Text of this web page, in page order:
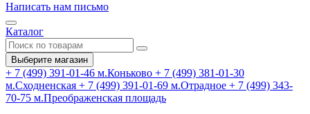
Написать нам письмо
Каталог
Выберите магазин
+ 7 (499) 391-01-46 м.Коньково + 7 (499) 381-01-30
м.Сходненская + 7 (499) 391-01-69 м.Отрадное + 7 (499) 343-
70-75 м.Преображенская площадь